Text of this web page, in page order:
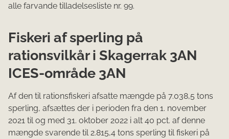
alle farvande tilladelsesliste nr. 99.
Fiskeri af sperling på
rationsvilkår i Skagerrak 3AN
ICES-område 3AN
Af den til rationsfiskeri afsatte mængde på 7.038,5 tons
sperling, afsættes der i perioden fra den 1. november
2021 til og med 31. oktober 2022 i alt 40 pct. af denne
mængde svarende til 2.815,4 tons sperling til fiskeri på